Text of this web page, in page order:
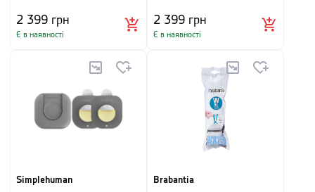
2 399 грн
Є в наявності
2 399 грн
Є в наявності
Simplehuman
Brabantia